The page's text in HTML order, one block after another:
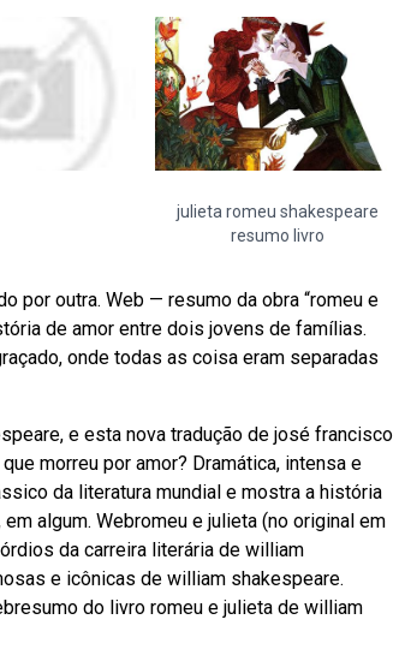
julieta romeu shakespeare
resumo livro
por outra. Web — resumo da obra “romeu e
de amor entre dois jovens de famílias.
onde todas as coisa eram separadas
e esta nova tradução de josé francisco
morreu por amor? Dramática, intensa e
da literatura mundial e mostra a história
algum. Webromeu e julieta (no original em
da carreira literária de william
e icônicas de william shakespeare.
do livro romeu e julieta de william